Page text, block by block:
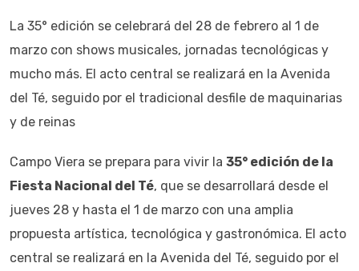
La 35° edición se celebrará del 28 de febrero al 1 de
marzo con shows musicales, jornadas tecnológicas y
mucho más. El acto central se realizará en la Avenida
del Té, seguido por el tradicional desfile de maquinarias
y de reinas
Campo Viera se prepara para vivir la 35° edición de la
Fiesta Nacional del Té, que se desarrollará desde el
jueves 28 y hasta el 1 de marzo con una amplia
propuesta artística, tecnológica y gastronómica. El acto
central se realizará en la Avenida del Té, seguido por el